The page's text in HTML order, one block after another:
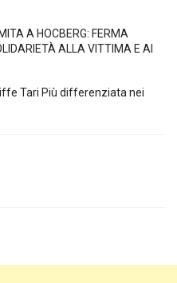
A HÖCBERG: FERMA
ALLA VITTIMA E AI
Tari Più differenziata nei